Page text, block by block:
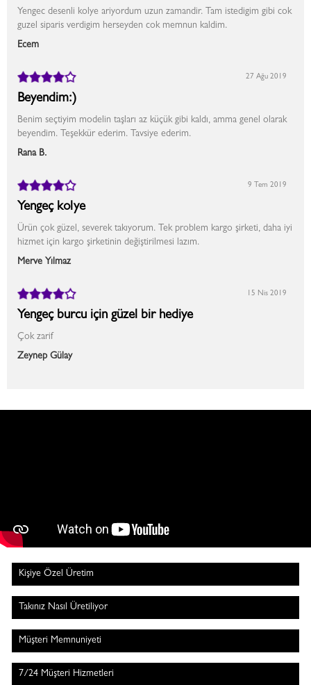
Yengec desenli kolye ariyordum uzun zamandir. Tam istedigim gibi cok
guzel siparis verdigim herseyden cok memnun kaldim.
Ecem
Beyendim:)
Benim seçtiyim modelin taşları az küçük gibi kaldı, amma genel olarak
beyendim. Teşekkür ederim. Tavsiye ederim.
Rana B.
27 Ağu 2019
Yengeç kolye
Ürün çok güzel, severek takıyorum. Tek problem kargo şirketi, daha iyi
hizmet için kargo şirketinin değiştirilmesi lazım.
Merve Yılmaz
9 Tem 2019
Yengeç burcu için güzel bir hediye
Çok zarif
Zeynep Gülay
15 Nis 2019
Kişiye Özel Üretim
Takınız Nasıl Üretiliyor
Müşteri Memnuniyeti
7/24 Müşteri Hizmetleri